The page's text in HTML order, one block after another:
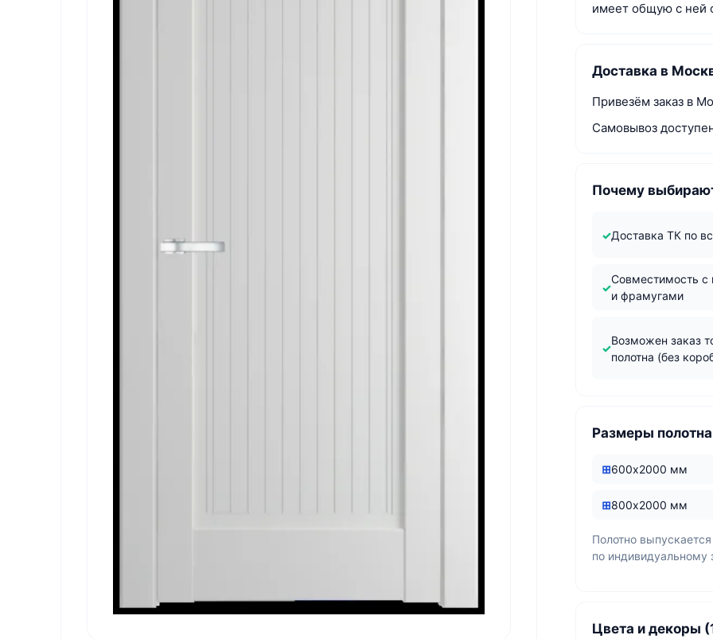
имеет общую с ней
Доставка в
Привезём заказ в
Самовывоз
Почему
Доставка ТК по
Совместимость с
и фрамугами
Возможен заказ
полотна (без
Размеры полотна
600х2000 мм
800х2000 мм
Полотно
по индивидуальному
Цвета и декоры